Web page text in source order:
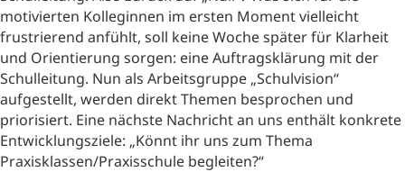
motivierten Kolleginnen im ersten Moment vielleicht
frustrierend anfühlt, soll keine Woche später für Klarheit
und Orientierung sorgen: eine Auftragsklärung mit der
Schulleitung. Nun als Arbeitsgruppe „Schulvision“
aufgestellt, werden direkt Themen besprochen und
priorisiert. Eine nächste Nachricht an uns enthält konkrete
Entwicklungsziele: „Könnt ihr uns zum Thema
Praxisklassen/Praxisschule begleiten?“